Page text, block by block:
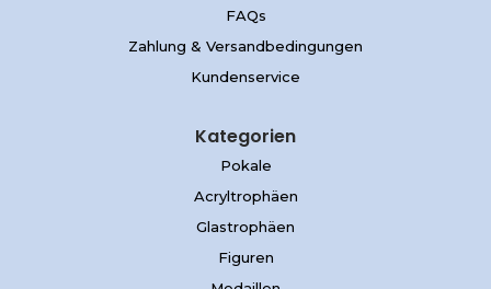
FAQs
Zahlung & Versandbedingungen
Kundenservice
Kategorien
Pokale
Acryltrophäen
Glastrophäen
Figuren